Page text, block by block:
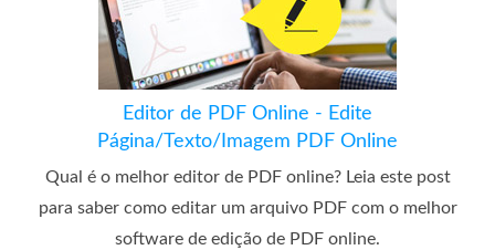
Editor de PDF Online - Edite
Página/Texto/Imagem PDF Online
Qual é o melhor editor de PDF online? Leia este post
para saber como editar um arquivo PDF com o melhor
software de edição de PDF online.